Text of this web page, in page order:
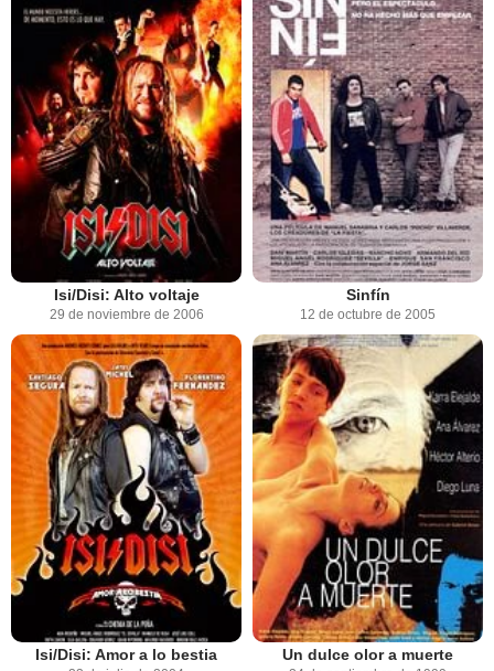
Isi/Disi: Alto voltaje
29 de noviembre de 2006
Sinfín
12 de octubre de 2005
Isi/Disi: Amor a lo bestia Un dulce olor a muerte